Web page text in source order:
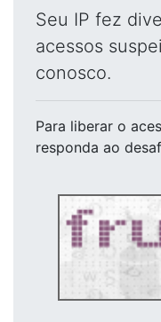
Seu IP fez
acessos
conosco.
Para liberar o
responda ao